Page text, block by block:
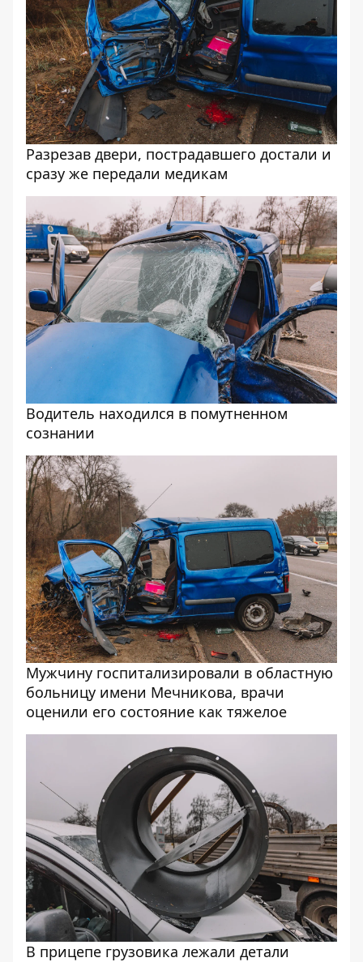
Разрезав двери, пострадавшего достали и
сразу же передали медикам
Водитель находился в помутненном
сознании
Мужчину госпитализировали в областную
больницу имени Мечникова, врачи
оценили его состояние как тяжелое
В прицепе грузовика лежали детали